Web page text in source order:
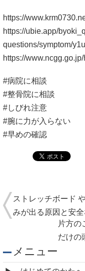
https://
https://ubie.app/
questions/symptom/
https://
#病院に相談
#整骨院に相談
#しびれ注意
#腕に力が入らない
#早めの確認
ストレッチボード
みが出る原因と安
片方の
だけの
メニュー